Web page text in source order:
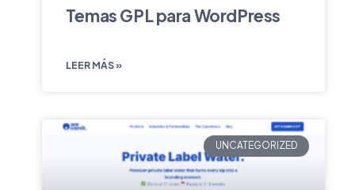
Temas GPL para WordPress
LEER MÁS »
UNCATEGORIZED